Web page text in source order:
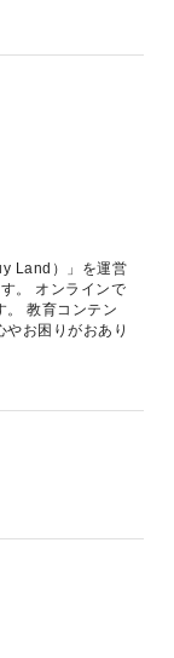
Land）」を運営
。 オンラインで
。 教育コンテン
お困りがおあり